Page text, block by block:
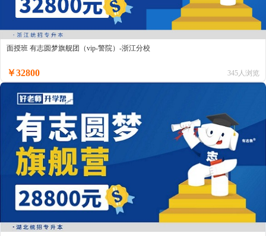
面授班 有志圆梦旗舰团（vip-警院）-浙江分校
￥32800 345人浏览